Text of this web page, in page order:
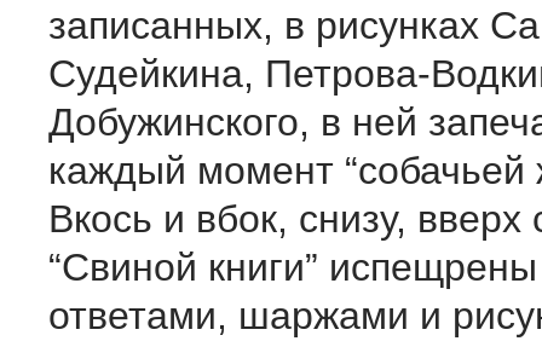
записанных, в рисунках
Судейкина, Петрова-
Добужинского, в ней
каждый момент
Вкось и вбок, снизу, вверх
“Свиной книги”
ответами, шаржами и